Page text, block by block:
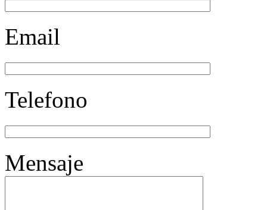
Email
Telefono
Mensaje